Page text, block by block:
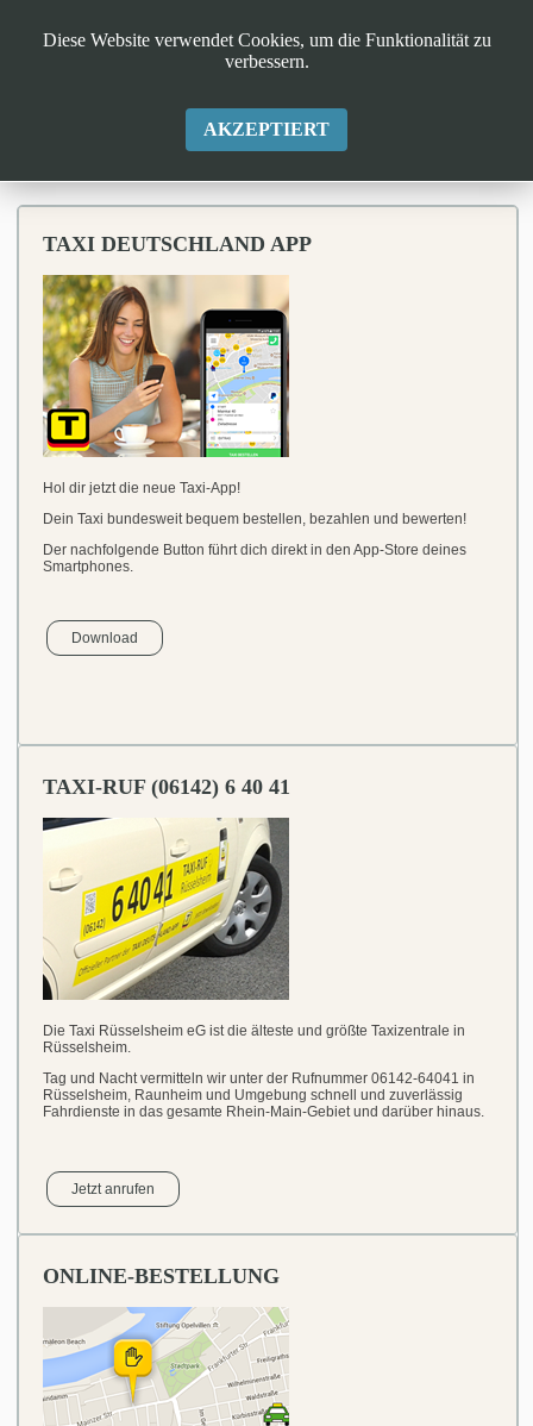
TAXI DEUTSCHLAND APP
Hol dir jetzt die neue Taxi-App!
Dein Taxi bundesweit bequem bestellen, bezahlen und bewerten!
Der nachfolgende Button führt dich direkt in den App-Store deines
Smartphones.
Download
TAXI-RUF (06142) 6 40 41
Die Taxi Rüsselsheim eG ist die älteste und größte Taxizentrale in
Rüsselsheim.
Tag und Nacht vermitteln wir unter der Rufnummer 06142-64041 in
Rüsselsheim, Raunheim und Umgebung schnell und zuverlässig
Fahrdienste in das gesamte Rhein-Main-Gebiet und darüber hinaus.
Jetzt anrufen
ONLINE-BESTELLUNG
Diese Website verwendet Cookies, um die Funktionalität zu
verbessern.
AKZEPTIERT